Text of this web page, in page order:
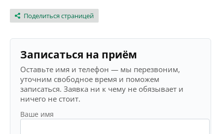
Поделиться страницей
Записаться на приём
Оставьте имя и телефон — мы перезвоним,
уточним свободное время и поможем
записаться. Заявка ни к чему не обязывает и
ничего не стоит.
Ваше имя